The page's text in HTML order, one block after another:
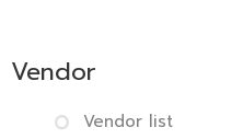
Vendor
Vendor list